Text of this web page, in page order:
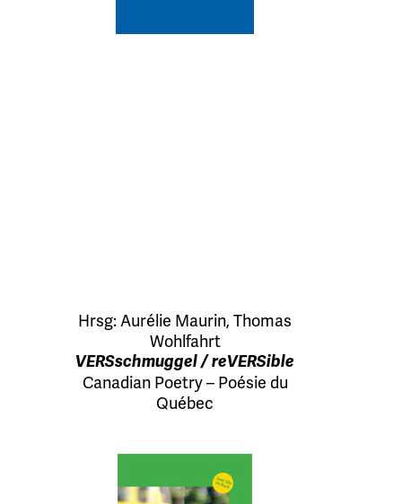
Hrsg:Aurélie Maurin, Thomas
Wohlfahrt
VERSschmuggel / reVERSible
Canadian Poetry – Poésie du
Québec